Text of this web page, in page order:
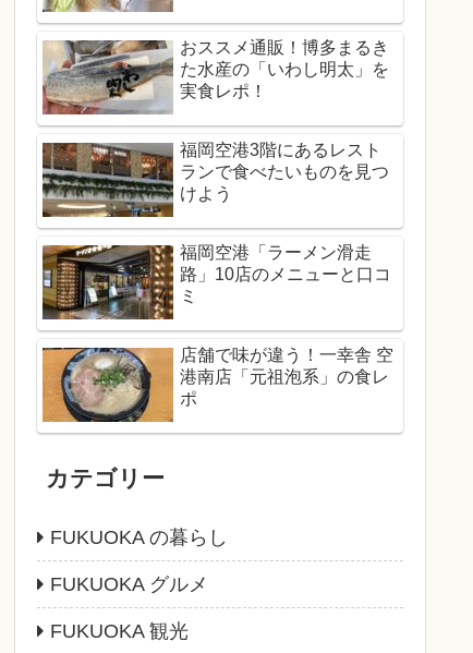
おススメ通販！博多まるき
た水産の「いわし明太」を
実食レポ！
福岡空港3階にあるレスト
ランで食べたいものを見つ
けよう
福岡空港「ラーメン滑走
路」10店のメニューと口コ
ミ
店舗で味が違う！一幸舎 空
港南店「元祖泡系」の食レ
ポ
カテゴリー
FUKUOKA の暮らし
FUKUOKA グルメ
FUKUOKA 観光